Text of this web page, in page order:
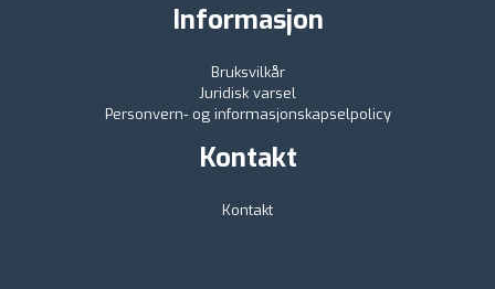
Informasjon
Bruksvilkår
Juridisk varsel
Personvern- og informasjonskapselpolicy
Kontakt
Kontakt